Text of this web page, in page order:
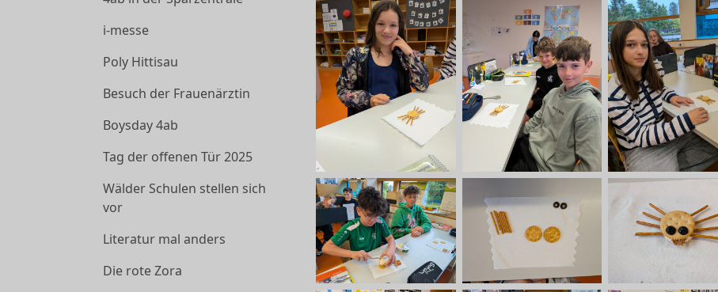
i-messe
Poly Hittisau
Besuch der Frauenärztin
Boysday 4ab
Tag der offenen Tür 2025
Wälder Schulen stellen sich
vor
Literatur mal anders
Die rote Zora